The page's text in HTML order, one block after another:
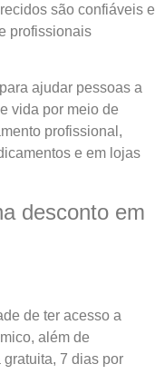
são confiáveis e
profissionais
ajudar pessoas a
vida por meio de
profissional,
e em lojas
desconto em
de ter acesso a
além de
7 dias por